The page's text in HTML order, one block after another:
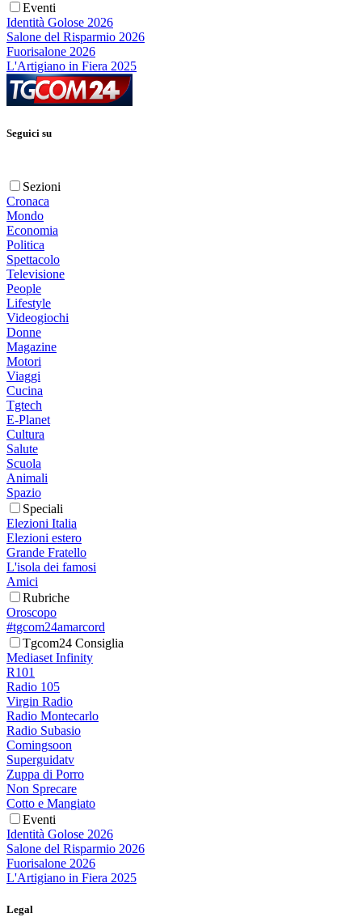
Eventi
Identità Golose 2026
Salone del Risparmio 2026
Fuorisalone 2026
L'Artigiano in Fiera 2025
Seguici su
Sezioni
Cronaca
Mondo
Economia
Politica
Spettacolo
Televisione
People
Lifestyle
Videogiochi
Donne
Magazine
Motori
Viaggi
Cucina
Tgtech
E-Planet
Cultura
Salute
Scuola
Animali
Spazio
Speciali
Elezioni Italia
Elezioni estero
Grande Fratello
L'isola dei famosi
Amici
Rubriche
Oroscopo
#tgcom24amarcord
Tgcom24 Consiglia
Mediaset Infinity
R101
Radio 105
Virgin Radio
Radio Montecarlo
Radio Subasio
Comingsoon
Superguidatv
Zuppa di Porro
Non Sprecare
Cotto e Mangiato
Eventi
Identità Golose 2026
Salone del Risparmio 2026
Fuorisalone 2026
L'Artigiano in Fiera 2025
Legal